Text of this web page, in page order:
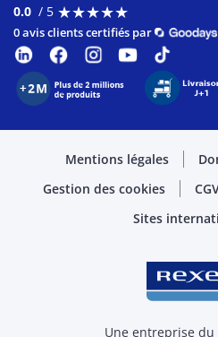
0.0 / 5 ★★★★★
★★★★★
0 avis clients certifiés par
Mentions légales
Gestion des cookies
Sites
Une entreprise du